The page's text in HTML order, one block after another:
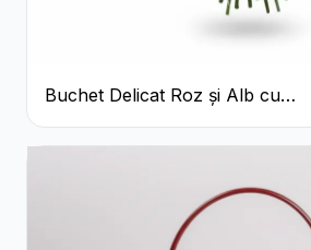
Buchet Delicat Roz și Alb cu
Trandafiri și Lisianthus